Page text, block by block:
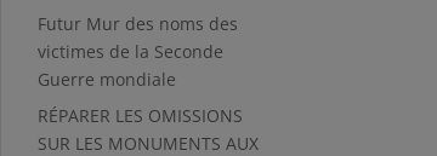
Futur Mur des noms des
victimes de la Seconde
Guerre mondiale
RÉPARER LES OMISSIONS
SUR LES MONUMENTS AUX